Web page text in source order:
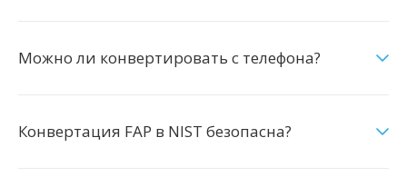
Можно ли конвертировать с телефона?
Конвертация FAP в NIST безопасна?